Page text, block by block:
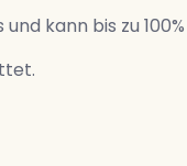
kann bis zu